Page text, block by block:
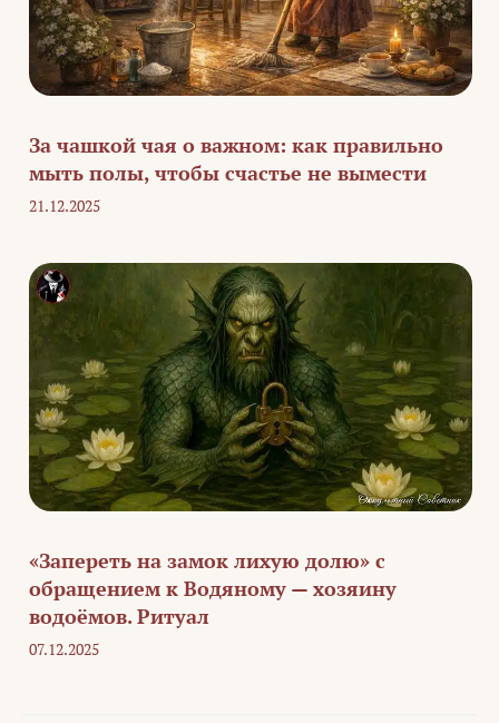
За чашкой чая о важном: как правильно
мыть полы, чтобы счастье не вымести
21.12.2025
«Запереть на замок лихую долю» с
обращением к Водяному — хозяину
водоёмов. Ритуал
07.12.2025